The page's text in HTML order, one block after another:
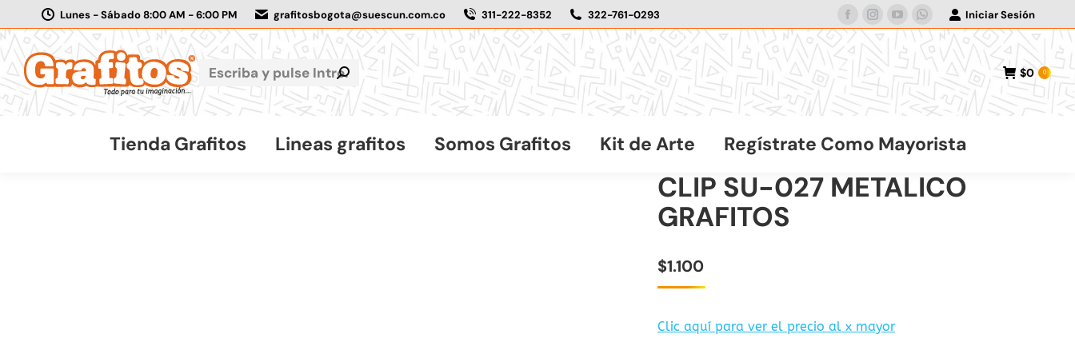
Lunes - Sábado 8:00 AM - 6:00 PM grafitosbogota@suescun.com.co 311-222-8352 322-761-0293
Facebook
page
opens
in
new
Instagram
page
opens
in
new
YouTube
page
opens
in
new
Whatsapp
page
opens
new
Iniciar Sesión
$0 0
Tienda Grafitos Lineas grafitos Somos Grafitos Kit de Arte Regístrate Como Mayorista
CLIP SU-027 METALICO
GRAFITOS
$1.100
Clic aquí para ver el precio al x mayor